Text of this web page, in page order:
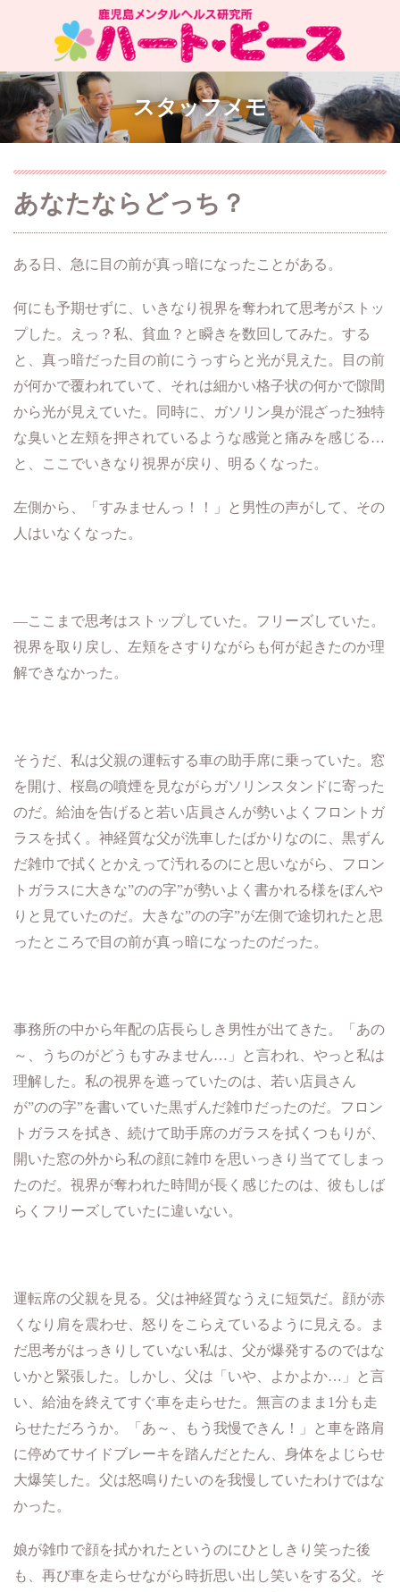
スタッフメモ
あなたならどっち？
ある日、急に目の前が真っ暗になったことがある。
何にも予期せずに、いきなり視界を奪われて思考がストッ
プした。えっ？私、貧血？と瞬きを数回してみた。する
と、真っ暗だった目の前にうっすらと光が見えた。目の前
が何かで覆われていて、それは細かい格子状の何かで隙間
から光が見えていた。同時に、ガソリン臭が混ざった独特
な臭いと左頬を押されているような感覚と痛みを感じる …
と、ここでいきなり視界が戻り、明るくなった。
左側から、「すみませんっ！！」と男性の声がして、その
人はいなくなった。
―ここまで思考はストップしていた。フリーズしていた。
視界を取り戻し、左頬をさすりながらも何が起きたのか理
解できなかった。
そうだ、私は父親の運転する車の助手席に乗っていた。窓
を開け、桜島の噴煙を見ながらガソリンスタンドに寄った
のだ。給油を告げると若い店員さんが勢いよくフロントガ
ラスを拭く。神経質な父が洗車したばかりなのに、黒ずん
だ雑巾で拭くとかえって汚れるのにと思いながら、フロン
トガラスに大きな”のの字”が勢いよく書かれる様をぼんや
りと見ていたのだ。大きな”のの字”が左側で途切れたと思
ったところで目の前が真っ暗になったのだった。
事務所の中から年配の店長らしき男性が出てきた。「あの
～、うちのがどうもすみません… 」と言われ、やっと私は
理解した。私の視界を遮っていたのは、若い店員さん
が”のの字”を書いていた黒ずんだ雑巾だったのだ。フロン
トガラスを拭き、続けて助手席のガラスを拭くつもりが、
開いた窓の外から私の顔に雑巾を思いっきり当ててしまっ
たのだ。視界が奪われた時間が長く感じたのは、彼もしば
らくフリーズしていたに違いない。
運転席の父親を見る。父は神経質なうえに短気だ。顔が赤
くなり肩を震わせ、怒りをこらえているように見える。ま
だ思考がはっきりしていない私は、父が爆発するのではな
いかと緊張した。しかし、父は「いや、よかよか… 」と言
い、給油を終えてすぐ車を走らせた。無言のまま 1分も走
らせただろうか。「あ～、もう我慢できん！」と車を路肩
に停めてサイドブレーキを踏んだとたん、身体をよじらせ
大爆笑した。父は怒鳴りたいのを我慢していたわけではな
かった。
娘が雑巾で顔を拭かれたというのにひとしきり笑った後
も、再び車を走らせながら時折思い出し笑いをする父。そ